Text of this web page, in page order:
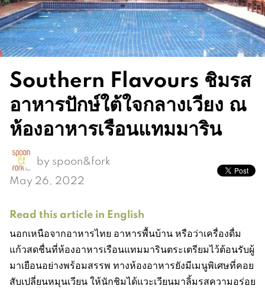
Southern Flavours ชิมรส
อาหารปักษ์ใต้ใจกลางเวียง ณ
ห้องอาหารเรือนแทมมาริน
by spoon&fork
May 26, 2022
Read this article in English
นอกเหนือจากอาหารไทย อาหารพื้นบ้าน หรือว่าเครื่องดื่ม
แก้วสดชื่นที่ห้องอาหารเรือนแทมมารินตระเตรียมไว้ต้อนรับผู้
มาเยือนอย่างพร้อมสรรพ ทางห้องอาหารยังมีเมนูพิเศษที่คอย
สับเปลี่ยนหมุนเวียน ให้นักชิมได้แวะเวียนมาลิ้มรสความอร่อย